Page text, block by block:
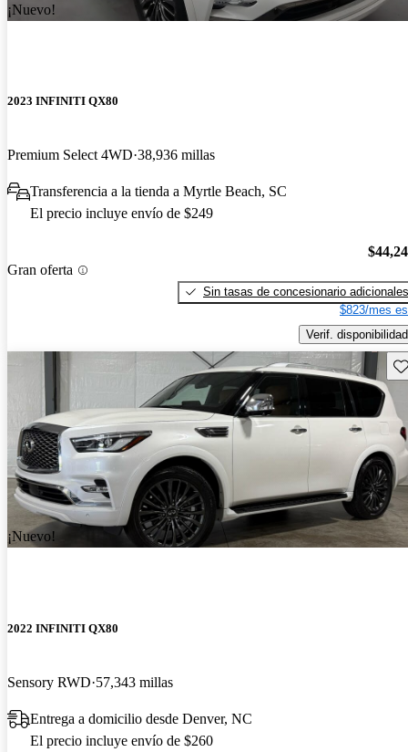
¡Nuevo!
2023 INFINITI QX80
Premium Select 4WD 38,936 millas
Transferencia a la tienda a Myrtle Beach, SC
El precio incluye envío de $249
Gran oferta
Sin tasas de concesionario adicionales
$823/mes
Verif. disponibilidad
¡Nuevo!
2022 INFINITI QX80
Sensory RWD 57,343 millas
Entrega a domicilio desde Denver, NC
El precio incluye envío de $260